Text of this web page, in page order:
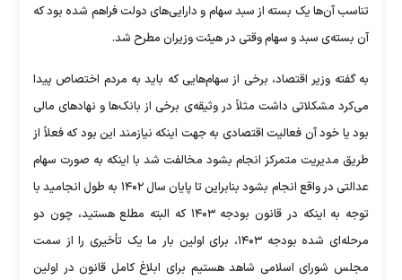
تناسب آن‌ها یک بسته از سبد سهام و دارایی‌های دولت فراهم شده بود که
آن بسته‌ی سبد و سهام وقتی در هیئت وزیران مطرح شد.
به گفته وزیر اقتصاد، برخی از سهام‌هایی که باید به مردم اختصاص پیدا
می‌کرد مشکلاتی داشت مثلاً در وثیقه‌ی برخی از بانک‌ها و نهاد‌های مالی
بود یا خود آن فعالیت اقتصادی به جهت اینکه نیازمند این بود که فعلاً از
طریق مدیریت متمرکز انجام بشود مخالفت شد با اینکه به صورت سهام
عدالتی در واقع انجام بشود بنابراین تا پایان سال ۱۴۰۲ به طول انجامید با
توجه به اینکه در قانون بودجه ۱۴۰۳ که البته مطلع هستید، چون دو
مرحله‌ای شده بودجه ۱۴۰۳، برای اولین بار ما یک تأخیری را از سمت
مجلس شورای اسلامی شاهد هستیم برای ابلاغ کامل قانون در اولین